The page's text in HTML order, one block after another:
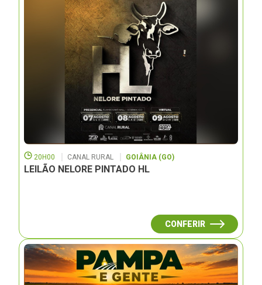
20H00 CANAL RURAL GOIÂNIA (GO)
LEILÃO NELORE PINTADO HL
CONFERIR